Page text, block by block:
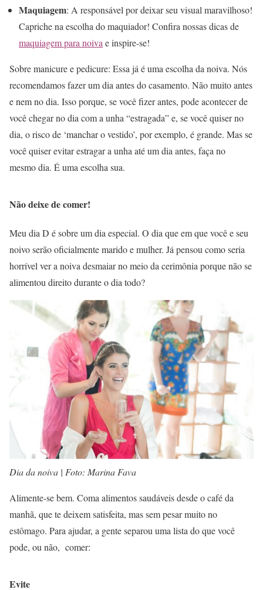
Maquiagem: A responsável por deixar seu visual maravilhoso!
Capriche na escolha do maquiador! Confira nossas dicas de
maquiagem para noiva e inspire-se!
Sobre manicure e pedicure: Essa já é uma escolha da noiva. Nós
recomendamos fazer um dia antes do casamento. Não muito antes
e nem no dia. Isso porque, se você fizer antes, pode acontecer de
você chegar no dia com a unha “estragada” e, se você quiser no
dia, o risco de ‘manchar o vestido’, por exemplo, é grande. Mas se
você quiser evitar estragar a unha até um dia antes, faça no
mesmo dia. É uma escolha sua.
Não deixe de comer!
Meu dia D é sobre um dia especial. O dia que em que você e seu
noivo serão oficialmente marido e mulher. Já pensou como seria
horrível ver a noiva desmaiar no meio da cerimônia porque não se
alimentou direito durante o dia todo?
Dia da noiva | Foto: Marina Fava
Alimente-se bem. Coma alimentos saudáveis desde o café da
manhã, que te deixem satisfeita, mas sem pesar muito no
estômago. Para ajudar, a gente separou uma lista do que você
pode, ou não, comer:
Evite